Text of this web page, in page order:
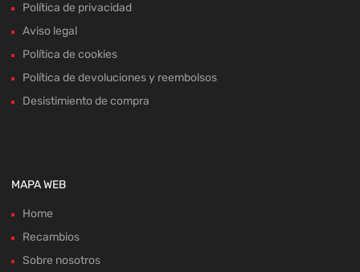
Política de privacidad
Aviso legal
Política de cookies
Política de devoluciones y reembolsos
Desistimiento de compra
MAPA WEB
Home
Recambios
Sobre nosotros